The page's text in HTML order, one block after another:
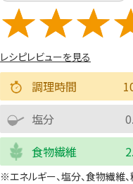
レシピレビューを見る
調理時間
塩分
食物繊維
※エネルギー、塩分、食物繊維